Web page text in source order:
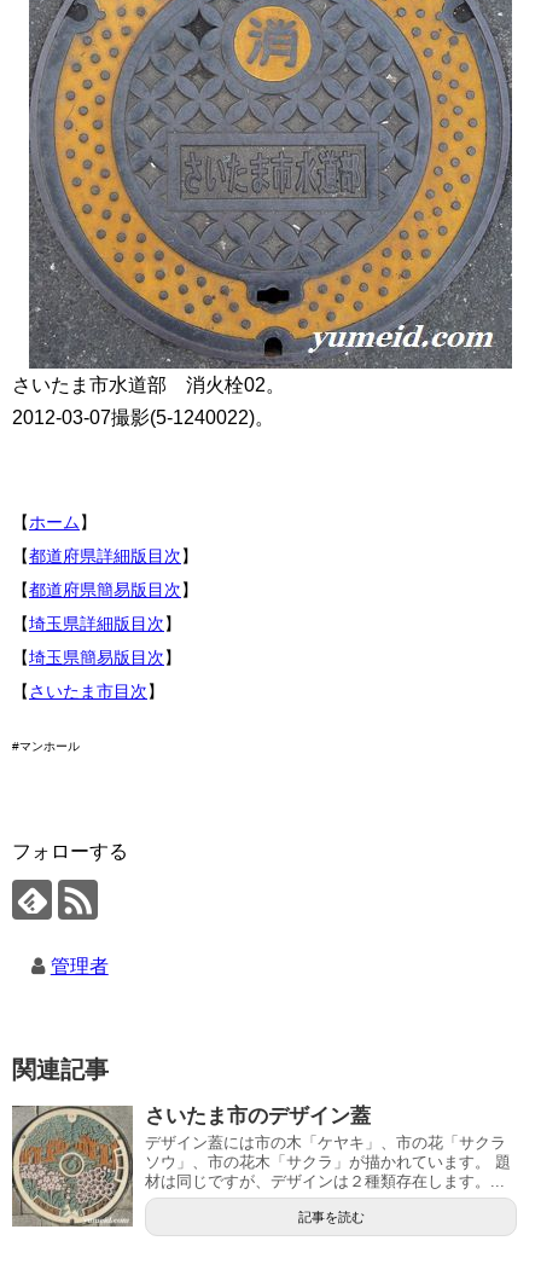
さいたま市水道部 消火栓02。
2012-03-07撮影(5-1240022)。
【ホーム】
【都道府県詳細版目次】
【都道府県簡易版目次】
【埼玉県詳細版目次】
【埼玉県簡易版目次】
【さいたま市目次】
#マンホール
フォローする
管理者
関連記事
さいたま市のデザイン蓋
デザイン蓋には市の木「ケヤキ」、市の花「サクラ
ソウ」、市の花木「サクラ」が描かれています。 題
材は同じですが、デザインは２種類存在します。...
記事を読む